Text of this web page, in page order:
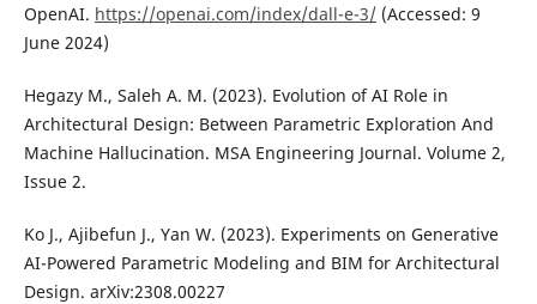
OpenAI. https://openai.com/index/dall-e-3/(Accessed: 9
June 2024)
Hegazy M., Saleh A. M. (2023). Evolution of AI Role in
Architectural Design: Between Parametric Exploration And
Machine Hallucination. MSA Engineering Journal. Volume 2,
Issue 2.
Ko J., Ajibefun J., Yan W. (2023). Experiments on Generative
AI-Powered Parametric Modeling and BIM for Architectural
Design. arXiv:2308.00227